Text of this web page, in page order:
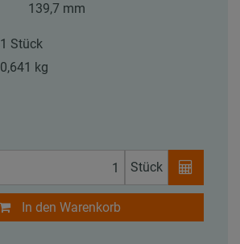
139,7 mm
1 Stück
0,641 kg
Stück
In den Warenkorb